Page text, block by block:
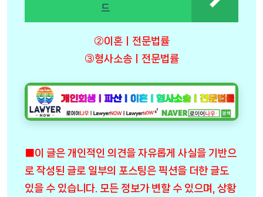
드
②이혼ㅣ전문법률
③형사소송ㅣ전문법률
■이 글은 개인적인 의견을 자유롭게 사실을 기반으
로 작성된 글로 일부의 포스팅은 픽션을 더한 글도
있을 수 있습니다. 모든 정보가 변할 수 있으며, 상황